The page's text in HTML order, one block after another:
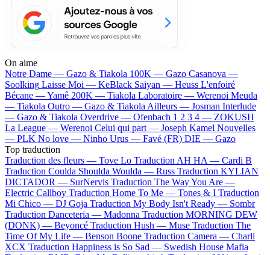
On aime
Notre Dame — Gazo & Tiakola 100K — Gazo Casanova —
Soolking Laisse Moi — KeBlack Saiyan — Heuss L'enfoiré
Bécane —Yamê 200K — Tiakola Laboratoire — Werenoi Meuda
— Tiakola Outro — Gazo & Tiakola Ailleurs — Josman Interlude
— Gazo & Tiakola Overdrive — Ofenbach 1 2 3 4 — ZOKUSH
La League — Werenoi Celui qui part — Joseph Kamel Nouvelles
— PLK No love — Ninho Urus — Favé (FR) DIE — Gazo
Top traduction
Traduction des fleurs — Tove Lo Traduction AH HA — Cardi B
Traduction Coulda Shoulda Woulda — Russ Traduction KYLIAN
DICTADOR — SurNervis Traduction The Way You Are —
Electric Callboy Traduction Home To Me — Tones & I Traduction
Mi Chico — DJ Goja Traduction My Body Isn't Ready — Sombr
Traduction Danceteria — Madonna Traduction MORNING DEW
(DONK) — Beyoncé Traduction Hush — Muse Traduction The
Time Of My Life — Benson Boone Traduction Camera — Charli
XCX Traduction Happiness is So Sad — Swedish House Mafia